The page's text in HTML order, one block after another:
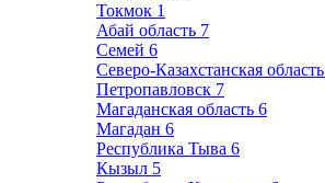
Токмок 1
Абай область 7
Семей 6
Северо-Казахстанская область
Петропавловск 7
Магаданская область 6
Магадан 6
Республика Тыва 6
Кызыл 5